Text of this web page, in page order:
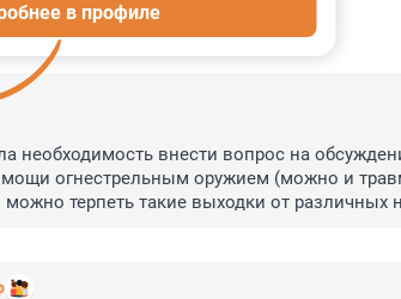
в профиле
необходимость внести вопрос на
огнестрельным оружием (можно и
терпеть такие выходки от различных